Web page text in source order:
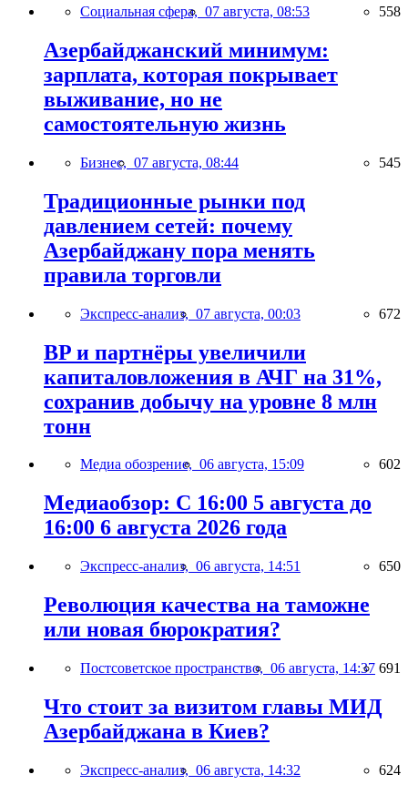
Социальная сфера, 07 августа, 08:53 558
Азербайджанский минимум:
зарплата, которая покрывает
выживание, но не
самостоятельную жизнь
Бизнес, 07 августа, 08:44 545
Традиционные рынки под
давлением сетей: почему
Азербайджану пора менять
правила торговли
Экспресс-анализ, 07 августа, 00:03 672
BP и партнёры увеличили
капиталовложения в АЧГ на 31%,
сохранив добычу на уровне 8 млн
тонн
Медиа обозрение, 06 августа, 15:09 602
Медиаобзор: С 16:00 5 августа до
16:00 6 августа 2026 года
Экспресс-анализ, 06 августа, 14:51 650
Революция качества на таможне
или новая бюрократия?
Постсоветское пространство, 06 августа, 14:37 691
Что стоит за визитом главы МИД
Азербайджана в Киев?
Экспресс-анализ, 06 августа, 14:32 624